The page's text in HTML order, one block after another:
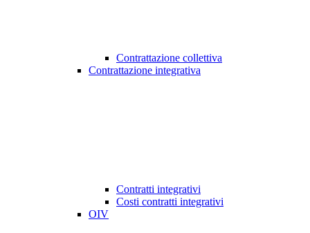
Contrattazione collettiva
Contrattazione integrativa
Contratti integrativi
Costi contratti integrativi
OIV